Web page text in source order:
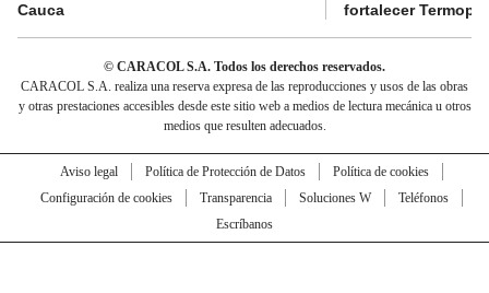
Cauca
fortalecer
© CARACOL S.A. Todos los derechos reservados.
CARACOL S.A. realiza una reserva expresa de las reproducciones y usos de las obras
y otras prestaciones accesibles desde este sitio web a medios de lectura mecánica u otros
medios que resulten adecuados.
Aviso legal Política de Protección de Datos
Política de cookies
Configuración de cookies
Transparencia Soluciones W
Teléfonos
Escríbanos